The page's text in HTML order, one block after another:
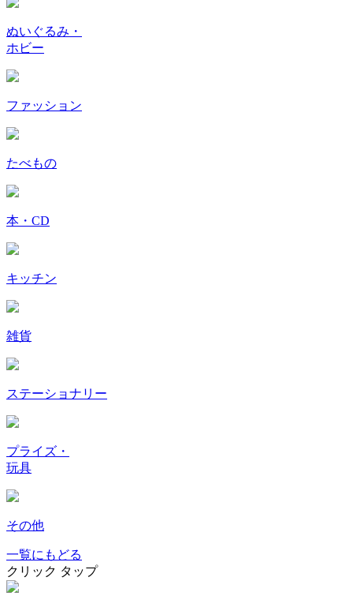
ぬいぐるみ・
ホビー
ファッション
たべもの
本・CD
キッチン
雑貨
ステーショナリー
プライズ・
玩具
その他
一覧にもどる
クリック タップ